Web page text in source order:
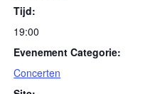
Tijd:
19:00
Evenement Categorie:
Concerten